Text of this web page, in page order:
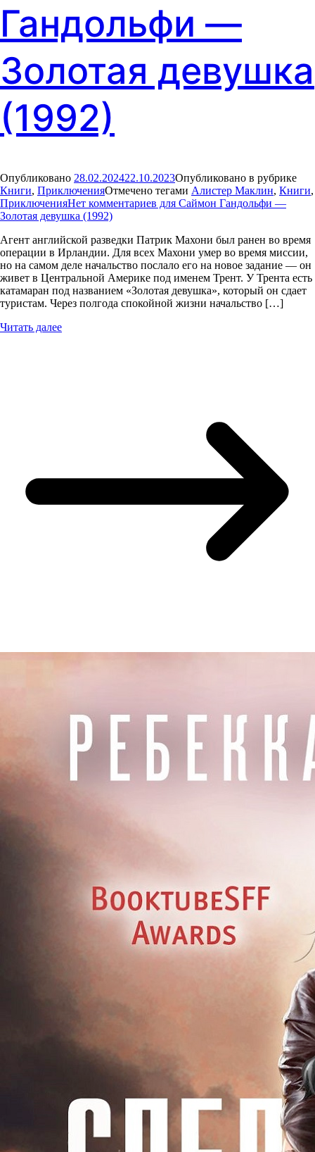
Гандольфи —
Золотая девушка
(1992)
Опубликовано 28.02.202422.10.2023Опубликовано в рубрике
Книги, ПриключенияОтмечено тегами Алистер Маклин, Книги,
ПриключенияНет комментариев для Саймон Гандольфи —
Золотая девушка (1992)
Агент английской разведки Патрик Махони был ранен во время
операции в Ирландии. Для всех Махони умер во время миссии,
но на самом деле начальство послало его на новое задание — он
живет в Центральной Америке под именем Трент. У Трента есть
катамаран под названием «Золотая девушка», который он сдает
туристам. Через полгода спокойной жизни начальство […]
Читать далее